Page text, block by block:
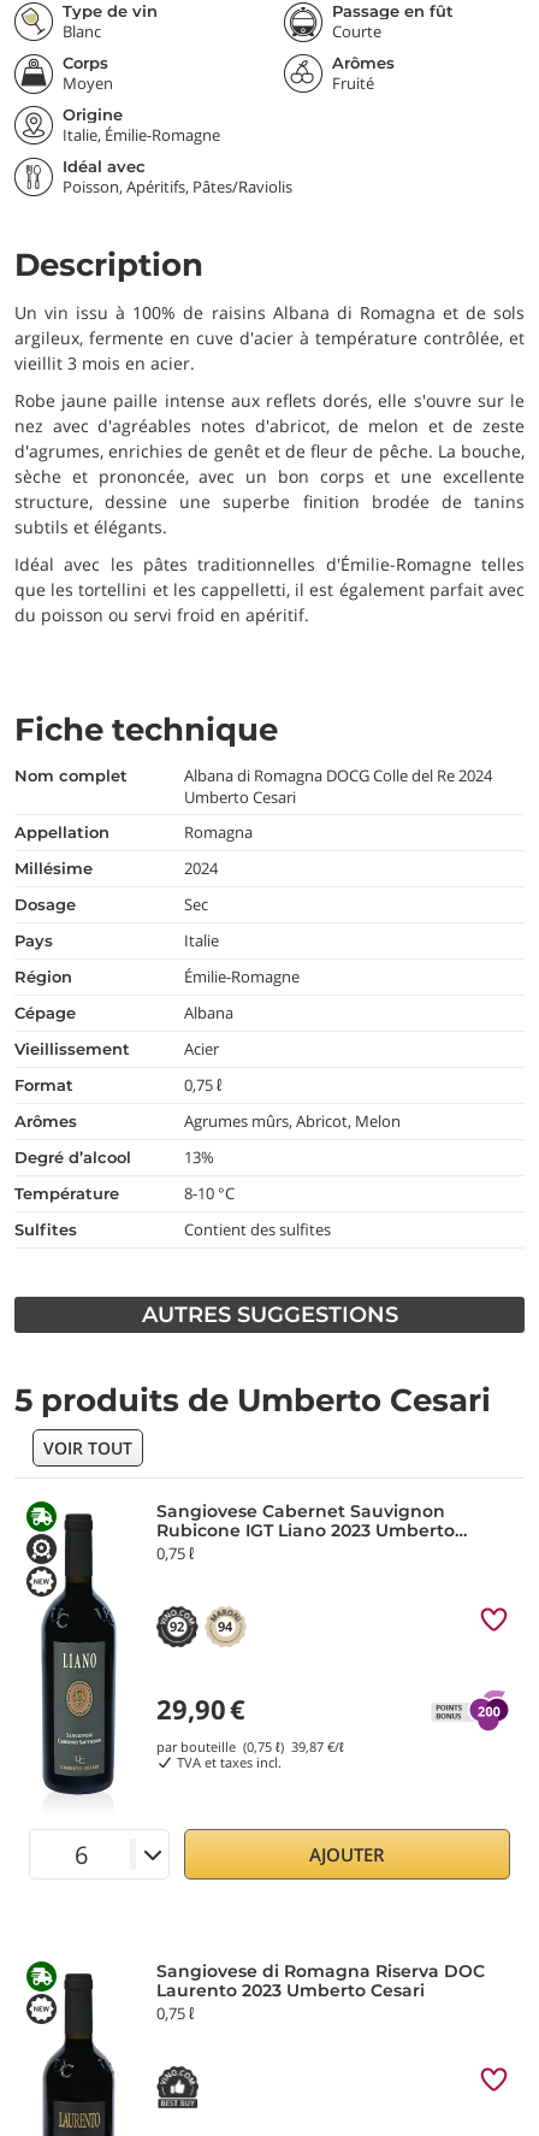
Type de vin
Blanc
Passage en fût
Courte
Corps
Moyen
Arômes
Fruité
Origine
Italie, Émilie-Romagne
Idéal avec
Poisson, Apéritifs, Pâtes/Raviolis
Description
Un vin issu à 100% de raisins Albana di Romagna et de sols
argileux, fermente en cuve d'acier à température contrôlée, et
vieillit 3 mois en acier.
Robe jaune paille intense aux reflets dorés, elle s'ouvre sur le
nez avec d'agréables notes d'abricot, de melon et de zeste
d'agrumes, enrichies de genêt et de fleur de pêche. La bouche,
sèche et prononcée, avec un bon corps et une excellente
structure, dessine une superbe finition brodée de tanins
subtils et élégants.
Idéal avec les pâtes traditionnelles d'Émilie-Romagne telles
que les tortellini et les cappelletti, il est également parfait avec
du poisson ou servi froid en apéritif.
Fiche technique
nom complet
Albana di Romagna DOCG Colle del Re 2024
Umberto Cesari
appellation Romagna
millésime 2024
dosage Sec
pays Italie
région Émilie-Romagne
cépage Albana
vieillissement Acier
format 0,75 ℓ
arômes Agrumes mûrs, Abricot, Melon
degré d’alcool 13%
température 8-10 °C
Sulfites Contient des sulfites
AUTRES SUGGESTIONS
5 produits de Umberto Cesari
VOIR TOUT
Sangiovese Cabernet Sauvignon
Rubicone IGT Liano 2023 Umberto
Cesari
0,75 ℓ
92 94
29,90€
par bouteille (0,75 ℓ) 39,87 €/ℓ
TVA et taxes incl.
AJOUTER
Sangiovese di Romagna Riserva DOC
Laurento 2023 Umberto Cesari
0,75 ℓ